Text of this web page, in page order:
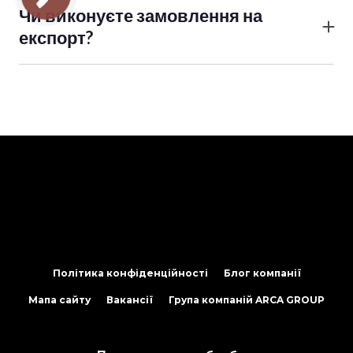
Чи виконуєте замовлення на
експорт?
Політика конфіденційності Блог компанії
Мапа сайту Вакансії Група компаній ARCA GROUP